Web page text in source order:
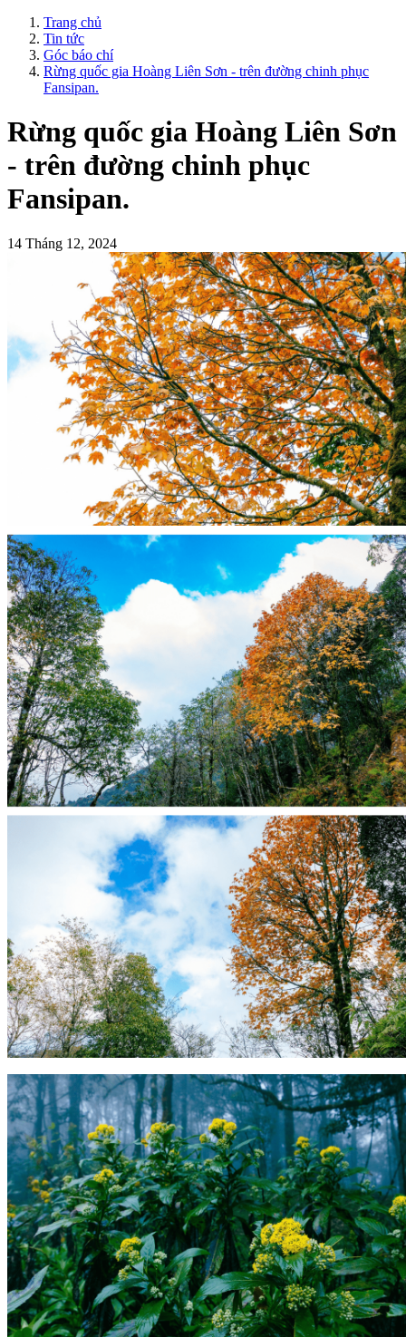
Trang chủ
Tin tức
Góc báo chí
Rừng quốc gia Hoàng Liên Sơn - trên đường chinh phục
Fansipan.
Rừng quốc gia Hoàng Liên Sơn
- trên đường chinh phục
Fansipan.
14 Tháng 12, 2024